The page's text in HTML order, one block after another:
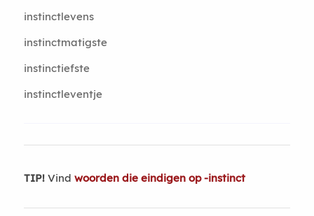
instinctlevens
instinctmatigste
instinctiefste
instinctleventje
TIP!Vind woorden die eindigen op -instinct